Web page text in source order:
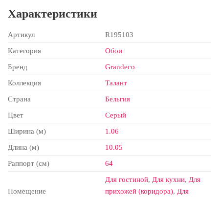
Характеристики
Артикул R195103
Категория Обои
Бренд Grandeco
Коллекция Талант
Страна Бельгия
Цвет Серый
Ширина (м) 1.06
Длина (м) 10.05
Раппорт (см) 64
Помещение
Для гостиной, Для кухни, Для
прихожей (коридора), Для